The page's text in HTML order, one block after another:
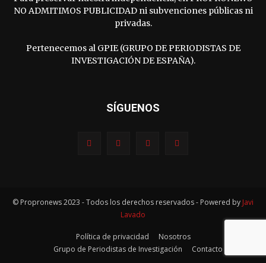
NO ADMITIMOS PUBLICIDAD ni subvenciones públicas ni
privadas.
Pertenecemos al GPIE (GRUPO DE PERIODISTAS DE
INVESTIGACIÓN DE ESPAÑA).
SÍGUENOS
© Propronews 2023 - Todos los derechos reservados - Powered by Javi
Lavado
Política de privacidad
Nosotros
Grupo de Periodistas de Investigación
Contacto